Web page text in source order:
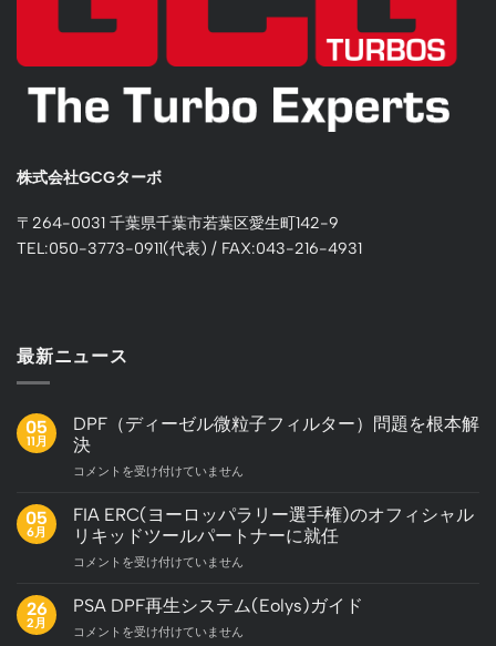
株式会社GCGターボ
〒264-0031 千葉県千葉市若葉区愛生町142-9
TEL:050-3773-0911(代表) / FAX:043-216-4931
最新ニュース
05
11月
DPF（ディーゼル微粒子フィルター）問題を根本解
決
DPF（デ
ー
ゼ
ル
微
子
ィ
コメントを受け付けていません
05
6月
FIA ERC(ヨーロッパラリー選手権)のオフィシャル
リキッドツールパートナーに就任
FIA
ー
ッ
コメントを受け付けていません
26
2月
PSA DPF再生システム(Eolys)ガイド
PSA
コメントを受け付けていません